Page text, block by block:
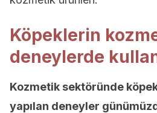
Köpeklerin
deneylerde
Kozmetik sektöründe
yapılan deneyler